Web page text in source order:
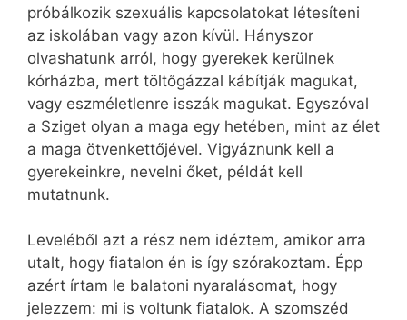
próbálkozik szexuális kapcsolatokat létesíteni
az iskolában vagy azon kívül. Hányszor
olvashatunk arról, hogy gyerekek kerülnek
kórházba, mert töltőgázzal kábítják magukat,
vagy eszméletlenre isszák magukat. Egyszóval
a Sziget olyan a maga egy hetében, mint az élet
a maga ötvenkettőjével. Vigyáznunk kell a
gyerekeinkre, nevelni őket, példát kell
mutatnunk.
Leveléből azt a rész nem idéztem, amikor arra
utalt, hogy fiatalon én is így szórakoztam. Épp
azért írtam le balatoni nyaralásomat, hogy
jelezzem: mi is voltunk fiatalok. A szomszéd